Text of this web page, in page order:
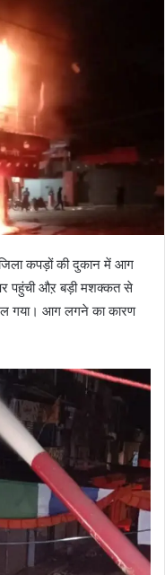
कपड़ों की दुकान में आग
पहुंची औऱ बड़ी मशक्कत से
गया। आग लगने का कारण